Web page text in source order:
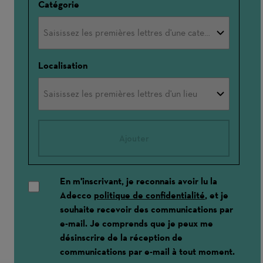
Catégorie
Localisation
En m'inscrivant, je reconnais avoir lu la
Adecco politique de confidentialité, et je
souhaite recevoir des communications par
e-mail. Je comprends que je peux me
désinscrire de la réception de
communications par e-mail à tout moment.